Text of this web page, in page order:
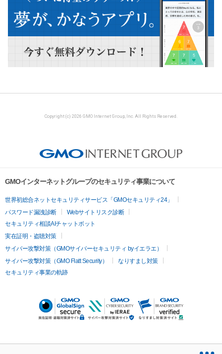
Copyright (c) 2026 GMO Internet Group, Inc. All Rights Reserved.
GMOインターネットグループのセキュリティ事業について
世界初総合ネットセキュリティサービス「GMOセキュリティ24」
パスワード漏洩診断
Webサイトリスク診断
セキュリティ相談AIチャットボット
実在証明・盗聴対策
サイバー攻撃対策（GMOサイバーセキュリティ byイエラエ）
サイバー攻撃対策（GMO Flatt Security）
なりすまし対策
セキュリティ事業の軌跡